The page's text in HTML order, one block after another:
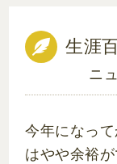
生涯
ニ
今年になっ
はやや余裕